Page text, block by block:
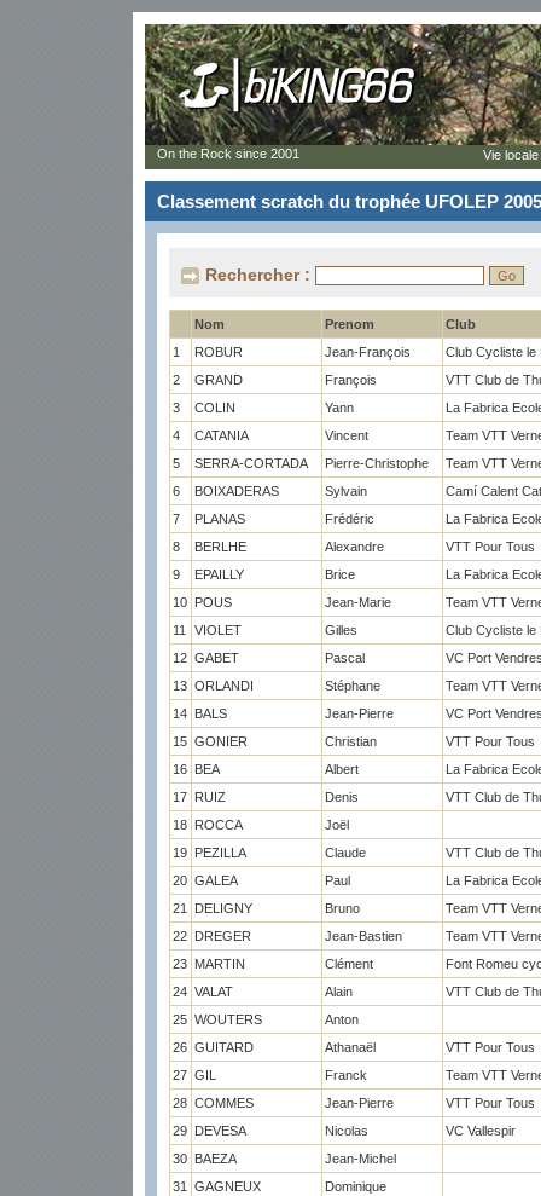
Classement scratch du trophée UFOLEP 2005
Rechercher :
Nom Prenom
Club
1
ROBUR Jean-François
Club Cycliste le
2
GRAND François
VTT Club de
3
COLIN Yann
La Fabrica
4
CATANIA Vincent
Team VTT
5
SERRA-CORTADA Pierre-Christophe
Team VTT
6
BOIXADERAS Sylvain
Camí Calent
7
PLANAS Frédéric
La Fabrica
8
BERLHE Alexandre
VTT Pour Tous
9
EPAILLY Brice
La Fabrica
10 POUS Jean-Marie
Team VTT
11
VIOLET Gilles
Club Cycliste le
12 GABET Pascal
VC Port
13 ORLANDI Stéphane
Team VTT
14 BALS Jean-Pierre
VC Port
15 GONIER Christian
VTT Pour Tous
16 BEA Albert
La Fabrica
17 RUIZ Denis
VTT Club de
18 ROCCA
Joël
19 PEZILLA Claude
VTT Club de
20 GALEA Paul
La Fabrica
21
DELIGNY Bruno
Team VTT
22 DREGER Jean-Bastien
Team VTT
23 MARTIN Clément
Font Romeu
24 VALAT Alain
VTT Club de
25 WOUTERS
Anton
26 GUITARD Athanaël
VTT Pour Tous
27 GIL Franck
Team VTT
28 COMMES Jean-Pierre
VTT Pour Tous
29 DEVESA Nicolas
VC Vallespir
30 BAEZA
Jean-Michel
31
GAGNEUX
Dominique
On the Rock since 2001 Vie